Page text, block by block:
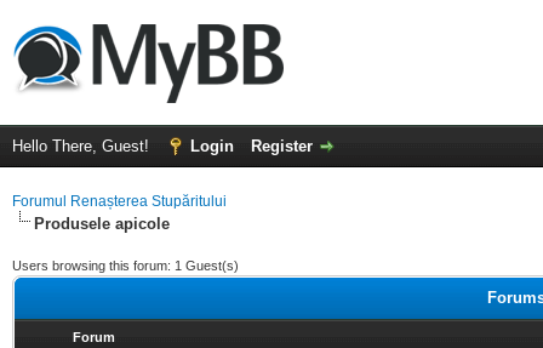
Hello There, Guest! Login Register
Forumul Renașterea Stupăritului
Produsele apicole
Users browsing this forum: 1 Guest(s)
Forum